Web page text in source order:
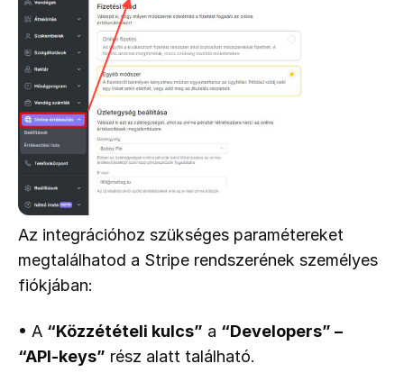
Az integrációhoz szükséges paramétereket
megtalálhatod a Stripe rendszerének személyes
fiókjában:
• A “Közzétételi kulcs” a “Developers” –
“API-keys” rész alatt található.